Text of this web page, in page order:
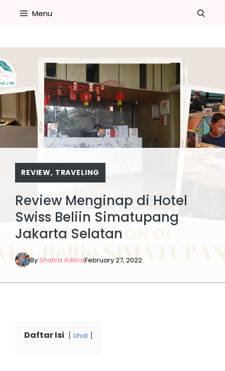
Menu
REVIEW, TRAVELING
Review Menginap di Hotel
Swiss Beliin Simatupang
Jakarta Selatan
By Shafira AdlinaFebruary 27, 2022
Daftar Isi Lihat